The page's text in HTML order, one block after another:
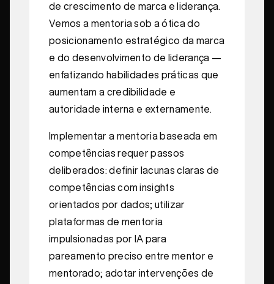
de crescimento de marca e liderança.
Vemos a mentoria sob a ótica do
posicionamento estratégico da marca
e do desenvolvimento de liderança —
enfatizando habilidades práticas que
aumentam a credibilidade e
autoridade interna e externamente.
Implementar a mentoria baseada em
competências requer passos
deliberados: definir lacunas claras de
competências com insights
orientados por dados; utilizar
plataformas de mentoria
impulsionadas por IA para
pareamento preciso entre mentor e
mentorado; adotar intervenções de